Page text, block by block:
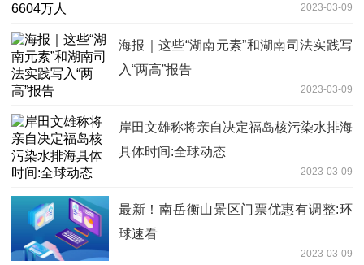
2023-03-09
海报｜这些“湖南元素”和湖南司法实践写
入“两高”报告
2023-03-09
岸田文雄称将亲自决定福岛核污染水排海
具体时间:全球动态
2023-03-09
最新！南岳衡山景区门票优惠有调整:环
球速看
2023-03-09